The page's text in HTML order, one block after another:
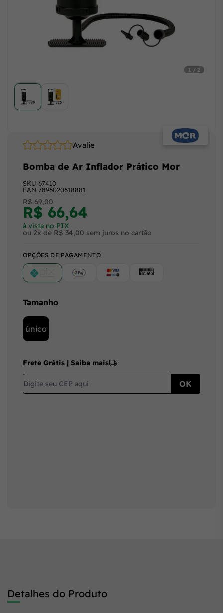
1 / 2
Avalie
SKU 67410
EAN 7896020618881
Bomba de Ar Inflador Prático Mor
R$ 69,00
R$ 66,64
à vista no PIX
ou 2x de R$ 34,00 sem juros no cartão
OPÇÕES DE PAGAMENTO
Google Pay (Crédito/Débito)
Cartão Boleto
Frete Grátis | Saiba mais
Tamanho
único
Detalhes do Produto